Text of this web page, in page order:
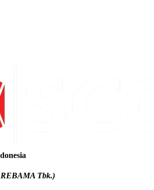
Tbk.)